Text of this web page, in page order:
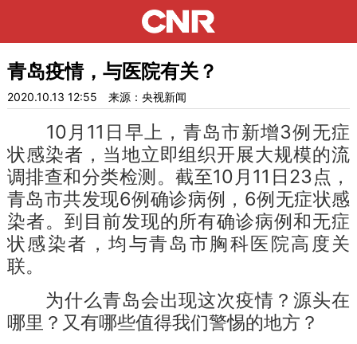
青岛疫情，与医院有关？
2020.10.13 12:55 来源：央视新闻
10月11日早上，青岛市新增3例无症
状感染者，当地立即组织开展大规模的流
调排查和分类检测。截至10月11日23点，
青岛市共发现6例确诊病例，6例无症状感
染者。到目前发现的所有确诊病例和无症
状感染者，均与青岛市胸科医院高度关
联。
为什么青岛会出现这次疫情？源头在
哪里？又有哪些值得我们警惕的地方？